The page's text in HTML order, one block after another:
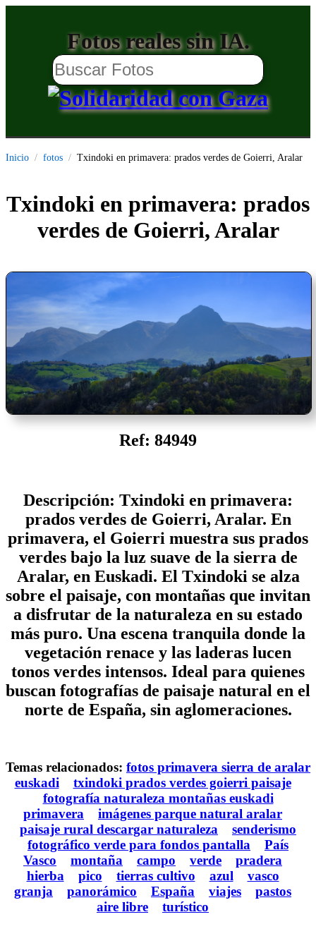
Fotos reales sin IA.
Inicio fotos Txindoki en primavera: prados verdes de Goierri, Aralar
Txindoki en primavera: prados
verdes de Goierri, Aralar
Ref: 84949
Descripción: Txindoki en primavera:
prados verdes de Goierri, Aralar. En
primavera, el Goierri muestra sus prados
verdes bajo la luz suave de la sierra de
Aralar, en Euskadi. El Txindoki se alza
sobre el paisaje, con montañas que invitan
a disfrutar de la naturaleza en su estado
más puro. Una escena tranquila donde la
vegetación renace y las laderas lucen
tonos verdes intensos. Ideal para quienes
buscan fotografías de paisaje natural en el
norte de España, sin aglomeraciones.
Temas relacionados: fotos primavera sierra de aralar
euskadi
txindoki prados verdes goierri paisaje
fotografía naturaleza montañas euskadi
primavera
imágenes parque natural aralar
paisaje rural descargar naturaleza
senderismo
fotográfico verde para fondos pantalla
País
Vasco
montaña campo verde
pradera
hierba
pico tierras cultivo azul
vasco
granja
panorámico España viajes
pastos
aire libre
turístico